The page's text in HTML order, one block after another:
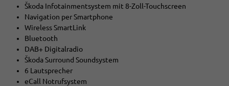
Škoda Infotainmentsystem mit 8-Zoll-Touchscreen
Navigation per Smartphone
Wireless SmartLink
Bluetooth
DAB+ Digitalradio
Škoda Surround Soundsystem
6 Lautsprecher
eCall Notrufsystem